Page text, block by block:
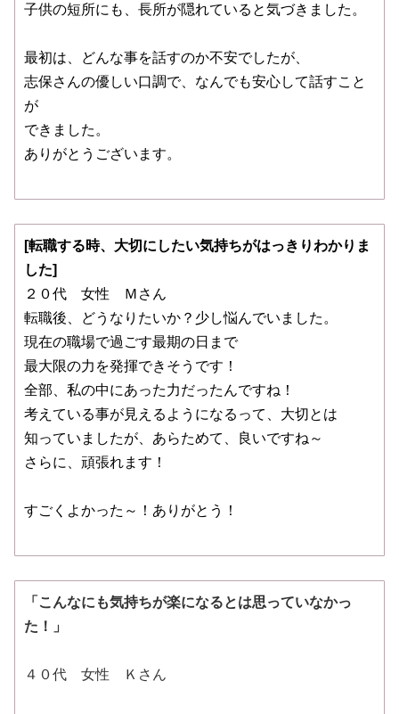
子供の短所にも、長所が隠れていると気づきました。
最初は、どんな事を話すのか不安でしたが、
志保さんの優しい口調で、なんでも安心して話すこと
が
できました。
ありがとうございます。
[転職する時、大切にしたい気持ちがはっきりわかりま
した]
２０代 女性 Ｍさん
転職後、どうなりたいか？少し悩んでいました。
現在の職場で過ごす最期の日まで
最大限の力を発揮できそうです！
全部、私の中にあった力だったんですね！
考えている事が見えるようになるって、大切とは
知っていましたが、あらためて、良いですね～
さらに、頑張れます！
すごくよかった～！ありがとう！
「こんなにも気持ちが楽になるとは思っていなかっ
た！」
４０代 女性 Ｋさん